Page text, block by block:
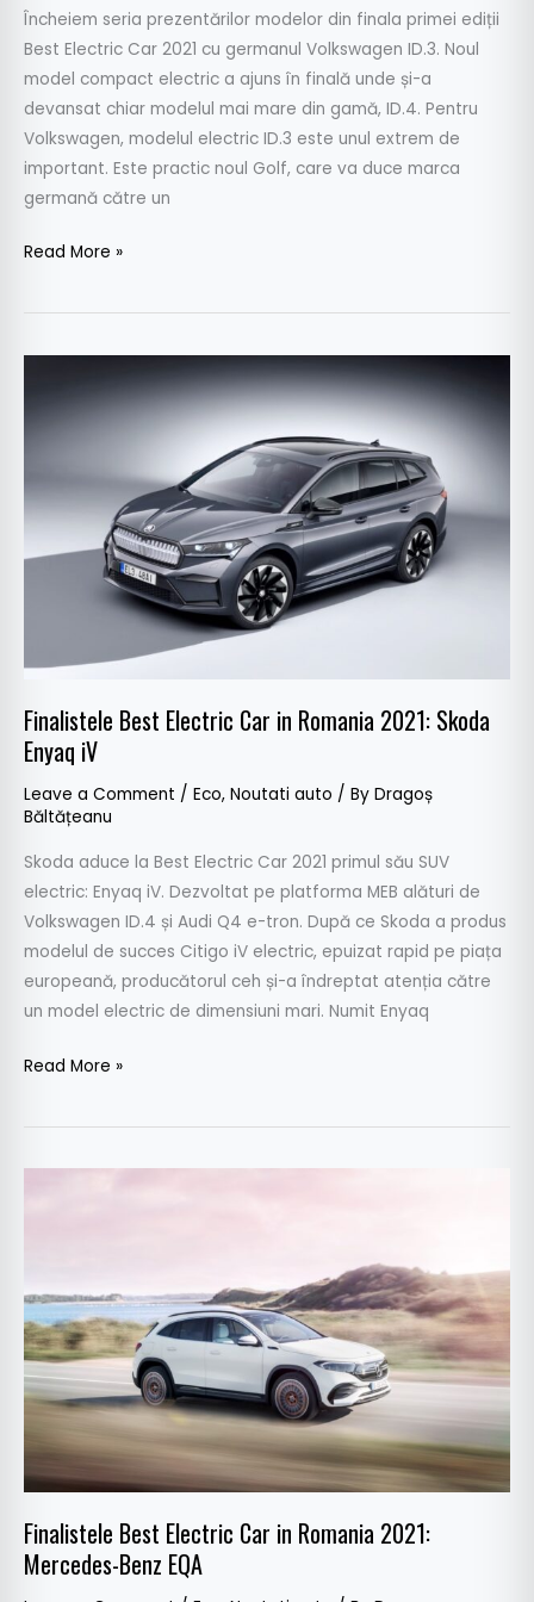
Încheiem seria prezentărilor modelor din finala primei ediții
Best Electric Car 2021 cu germanul Volkswagen ID.3. Noul
model compact electric a ajuns în finală unde și-a
devansat chiar modelul mai mare din gamă, ID.4. Pentru
Volkswagen, modelul electric ID.3 este unul extrem de
important. Este practic noul Golf, care va duce marca
germană către un
Read More »
Finalistele Best Electric Car in Romania 2021: Skoda
Enyaq iV
Leave a Comment / Eco, Noutati auto / By Dragoș
Băltățeanu
Skoda aduce la Best Electric Car 2021 primul său SUV
electric: Enyaq iV. Dezvoltat pe platforma MEB alături de
Volkswagen ID.4 și Audi Q4 e-tron. După ce Skoda a produs
modelul de succes Citigo iV electric, epuizat rapid pe piața
europeană, producătorul ceh și-a îndreptat atenția către
un model electric de dimensiuni mari. Numit Enyaq
in
Romania
Read More »
Finalistele Best Electric Car in Romania 2021:
Mercedes-Benz EQA
in
Romania
2021:
Mercedes-
EQA